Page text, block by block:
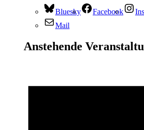
Bluesky Facebook
Mail
Anstehende